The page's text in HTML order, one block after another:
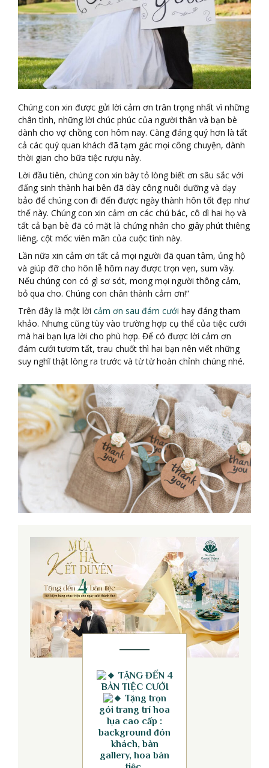
Chúng con xin được gửi lời cảm ơn trân trọng nhất vì những
chân tình, những lời chúc phúc của người thân và bạn bè
dành cho vợ chồng con hôm nay. Càng đáng quý hơn là tất
cả các quý quan khách đã tạm gác mọi công chuyện, dành
thời gian cho bữa tiệc rượu này.
Lời đầu tiên, chúng con xin bày tỏ lòng biết ơn sâu sắc với
đấng sinh thành hai bên đã dày công nuôi dưỡng và dạy
bảo để chúng con đi đến được ngày thành hôn tốt đẹp như
thế này. Chúng con xin cảm ơn các chú bác, cô dì hai họ và
tất cả bạn bè đã có mặt là chứng nhân cho giây phút thiêng
liêng, cột mốc viên mãn của cuộc tình này.
Lần nữa xin cảm ơn tất cả mọi người đã quan tâm, ủng hộ
và giúp đỡ cho hôn lễ hôm nay được trọn vẹn, sum vầy.
Nếu chúng con có gì sơ sót, mong mọi người thông cảm,
bỏ qua cho. Chúng con chân thành cảm ơn!”
Trên đây là một lời cảm ơn sau đám cưới hay đáng tham
khảo. Nhưng cũng tùy vào trường hợp cụ thể của tiệc cưới
mà hai bạn lựa lời cho phù hợp. Để có được lời cảm ơn
đám cưới tươm tất, trau chuốt thì hai bạn nên viết những
suy nghĩ thật lòng ra trước và từ từ hoàn chỉnh chúng nhé.
TẶNG ĐẾN 4
BÀN TIỆC CƯỚI
Tặng trọn
gói trang trí hoa
lụa cao cấp :
background đón
khách, bàn
gallery, hoa bàn